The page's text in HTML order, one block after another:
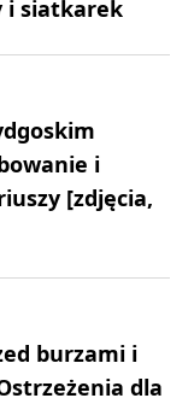
i siatkarek
i
[zdjęcia,
burzami i
dla